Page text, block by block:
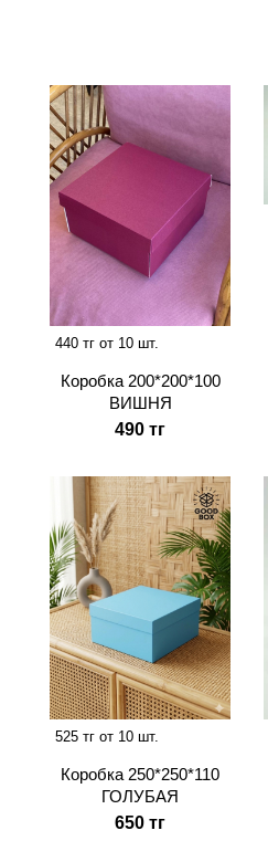
440 тг от 10 шт.
Коробка 200*200*100
ВИШНЯ
490 тг
525 тг от 10 шт.
Коробка 250*250*110
ГОЛУБАЯ
650 тг